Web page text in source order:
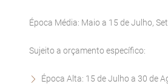
Época Média: Maio a 15 de Julho,
Sujeito a orçamento específico:
Época Alta: 15 de Julho a 30 de